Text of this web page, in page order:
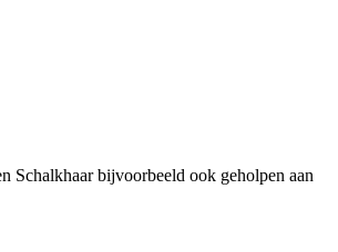
Schalkhaar bijvoorbeeld ook geholpen aan